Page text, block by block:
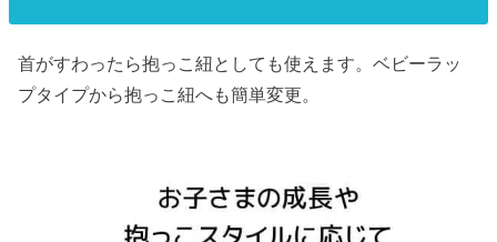
首がすわったら抱っこ紐としても使えます。ベビーラッ
プタイプから抱っこ紐へも簡単変更。